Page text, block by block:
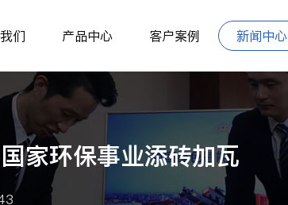
们 产品中心 客户案例 新闻中心
家环保事业添砖加瓦